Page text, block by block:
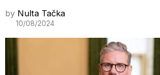
by Nulta Tačka
10/08/2024